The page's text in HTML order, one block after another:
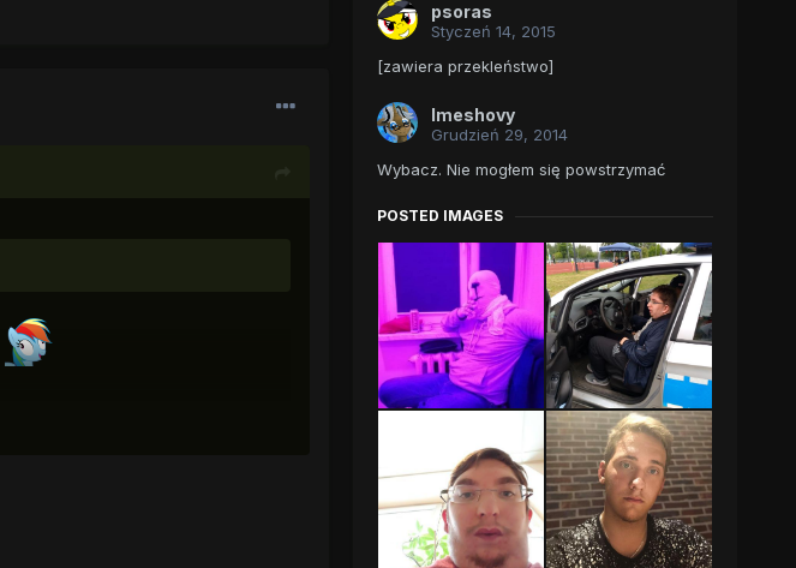
psoras
Styczeń 14, 2015
[zawiera przekleństwo]
Imeshovy
Grudzień 29, 2014
Wybacz. Nie mogłem się powstrzymać
POSTED IMAGES